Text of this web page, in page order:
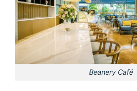
Beanery Café